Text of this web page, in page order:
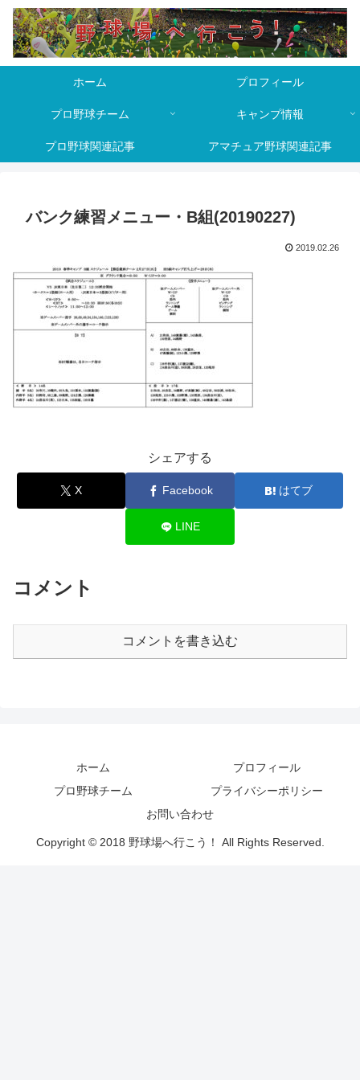
ホーム プロフィール
プロ野球チーム キャンプ情報
プロ野球関連記事 アマチュア野球関連記事
バンク練習メニュー・B組(20190227)
2019.02.26
シェアする
X Facebook はてブ
LINE
コメント
コメントを書き込む
ホーム
プロフィール
プロ野球チーム
プライバシーポリシー
お問い合わせ
Copyright © 2018 野球場へ行こう！ All Rights Reserved.